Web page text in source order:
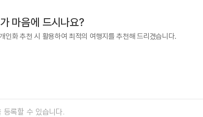
마음에 드시나요?
인화 추천 시 활용하여 최적의 여행지를 추천해 드리겠습니다.